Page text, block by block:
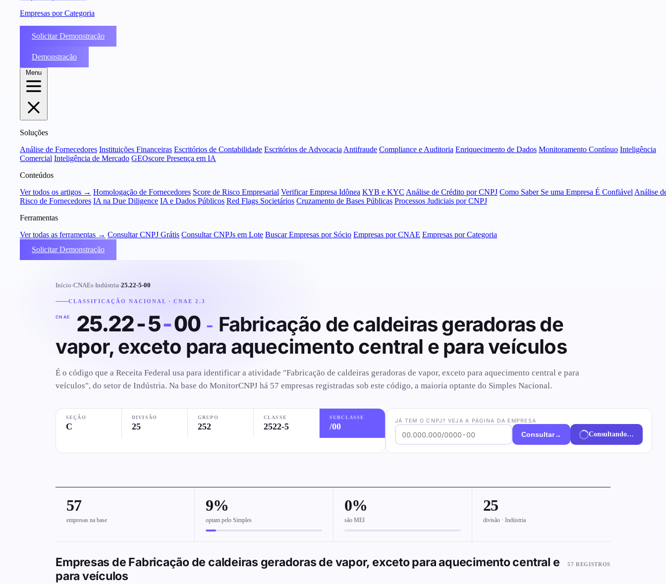
Empresas por Categoria
Solicitar Demonstração
Demonstração
Menu
Soluções
Análise de Fornecedores Instituições Financeiras Escritórios de Contabilidade Escritórios de Advocacia Antifraude Compliance e Auditoria Enriquecimento de Dados Monitoramento Contínuo Inteligência
Comercial Inteligência de Mercado GEOscore Presença em IA
Conteúdos
Ver todos os artigos → Homologação de Fornecedores Score de Risco Empresarial Verificar Empresa Idônea KYB e KYC Análise de Crédito por CNPJ Como Saber Se uma Empresa É Confiável Análise
Risco de Fornecedores IA na Due Diligence IA e Dados Públicos Red Flags Societários Cruzamento de Bases Públicas Processos Judiciais por CNPJ
Ferramentas
Ver todas as ferramentas → Consultar CNPJ Grátis Consultar CNPJs em Lote Buscar Empresas por Sócio Empresas por CNAE Empresas por Categoria
Solicitar Demonstração
Início›CNAEs›Indústria›25.22-5-00
CLASSIFICAÇÃO NACIONAL · CNAE 2.3
CNAE 25.22-5-00- Fabricação de caldeiras geradoras de
vapor, exceto para aquecimento central e para veículos
É o código que a Receita Federal usa para identificar a atividade "Fabricação de caldeiras geradoras de vapor, exceto para aquecimento central e para
veículos", do setor de Indústria. Na base do MonitorCNPJ há 57 empresas registradas sob este código, a maioria optante do Simples Nacional.
SEÇÃO
C
DIVISÃO
25
GRUPO
252
CLASSE
2522-5
SUBCLASSE
/00
JÁ TEM O CNPJ? VEJA A PÁGINA DA EMPRESA
Consultar→ Consultando…
57
empresas na base
9%
optam pelo Simples
0%
são MEI
25
divisão · Indústria
Empresas de Fabricação de caldeiras geradoras de vapor, exceto para aquecimento central e
para veículos
57 REGISTROS